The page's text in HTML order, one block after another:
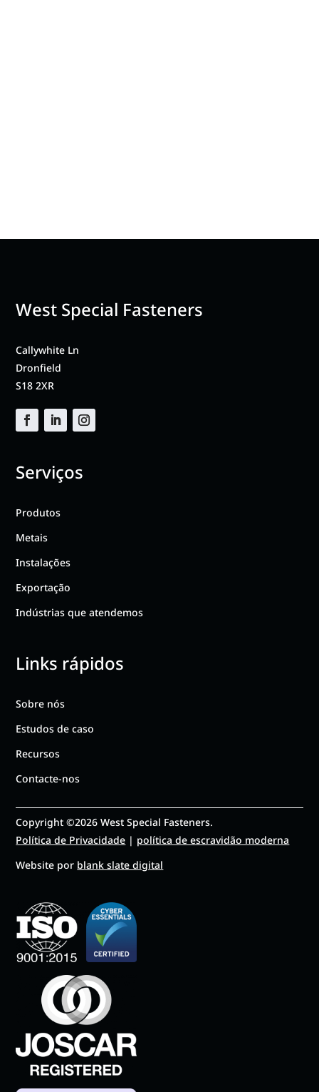
West Special Fasteners
Callywhite Ln
Dronfield
S18 2XR
Serviços
Produtos
Metais
Instalações
Exportação
Indústrias que atendemos
Links rápidos
Sobre nós
Estudos de caso
Recursos
Contacte-nos
Copyright ©2026 West Special Fasteners.
Política de Privacidade | política de escravidão moderna
Website por blank slate digital